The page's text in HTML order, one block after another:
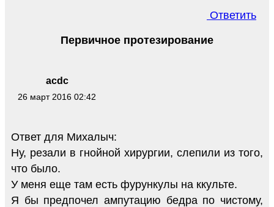
Ответить
acdc
26 март 2016 02:42
Первичное протезирование
Ответ для Михалыч:
Ну, резали в гнойной хирургии, слепили из того,
что было.
У меня еще там есть фурункулы на ккульте.
Я бы предпочел ампутацию бедра по чистому,